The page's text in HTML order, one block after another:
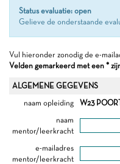
Status evaluatie: open
Gelieve de onderstaande
Vul hieronder zonodig de e-
Velden gemarkeerd met een *
ALGEMENE GEGEVENS
naam opleiding
W23
naam
mentor/leerkracht
e-mailadres
mentor/leerkracht